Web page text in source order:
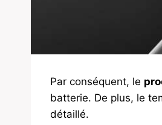
Par conséquent, le
batterie. De plus, le
détaillé.